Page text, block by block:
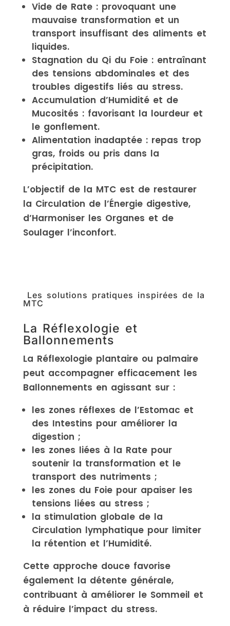
Vide de Rate : provoquant une
mauvaise transformation et un
transport insuffisant des aliments et
liquides.
Stagnation du Qi du Foie : entraînant
des tensions abdominales et des
troubles digestifs liés au stress.
Accumulation d’Humidité et de
Mucosités : favorisant la lourdeur et
le gonflement.
Alimentation inadaptée : repas trop
gras, froids ou pris dans la
précipitation.
L’objectif de la MTC est de restaurer
la Circulation de l’Énergie digestive,
d’Harmoniser les Organes et de
Soulager l’inconfort.
Les solutions pratiques inspirées de la
MTC
La Réflexologie et
Ballonnements
La Réflexologie plantaire ou palmaire
peut accompagner efficacement les
Ballonnements en agissant sur :
les zones réflexes de l’Estomac et
des Intestins pour améliorer la
digestion ;
les zones liées à la Rate pour
soutenir la transformation et le
transport des nutriments ;
les zones du Foie pour apaiser les
tensions liées au stress ;
la stimulation globale de la
Circulation lymphatique pour limiter
la rétention et l’Humidité.
Cette approche douce favorise
également la détente générale,
contribuant à améliorer le Sommeil et
à réduire l’impact du stress.